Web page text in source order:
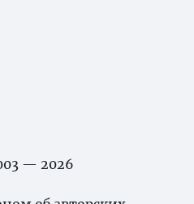
— 2026